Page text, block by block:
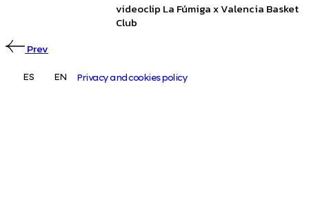
videoclip La Fúmiga x Valencia Basket
Club
Prev
ES EN Privacy and cookies policy